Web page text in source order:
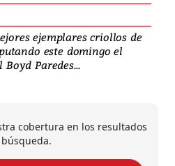
ejemplares criollos de
este domingo el
Boyd Paredes...
cobertura en los resultados